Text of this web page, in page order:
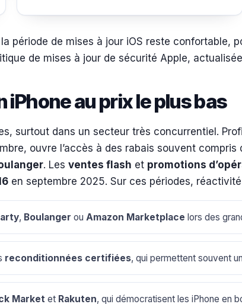
période de mises à jour iOS reste confortable,
de mises à jour de sécurité Apple,
au prix le plus bas
surtout dans un secteur très concurrentiel.
ouvre l’accès à des rabais souvent
. Les ventes flash et promotions
en septembre 2025. Sur ces périodes,
, Boulanger ou Amazon Marketplace lors des
reconditionnées certifiées, qui permettent souvent
Market et Rakuten, qui démocratisent les iPhone en